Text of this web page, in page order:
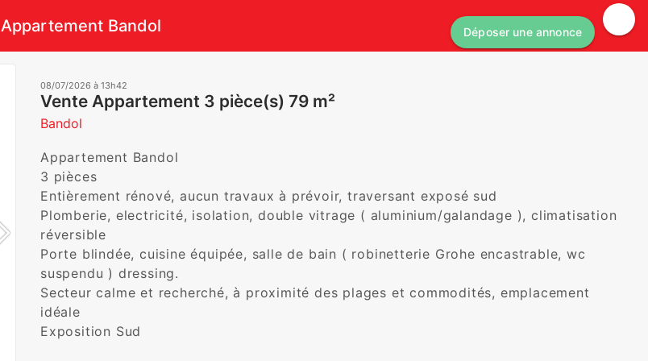
Appartement Bandol Déposer une annonce
08/07/2026 à 13h42
Vente Appartement 3 pièce(s) 79 m²
Bandol
Appartement Bandol
3 pièces
Entièrement rénové, aucun travaux à prévoir, traversant exposé sud
Plomberie, electricité, isolation, double vitrage ( aluminium/galandage ), climatisation
réversible
Porte blindée, cuisine équipée, salle de bain ( robinetterie Grohe encastrable, wc
suspendu ) dressing.
Secteur calme et recherché, à proximité des plages et commodités, emplacement
idéale
Exposition Sud